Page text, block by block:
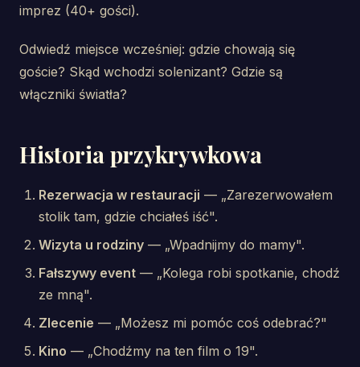
imprez (40+ gości).
Odwiedź miejsce wcześniej: gdzie chowają się
goście? Skąd wchodzi solenizant? Gdzie są
włączniki światła?
Historia przykrywkowa
Rezerwacja w restauracji — „Zarezerwowałem
stolik tam, gdzie chciałeś iść".
Wizyta u rodziny — „Wpadnijmy do mamy".
Fałszywy event — „Kolega robi spotkanie, chodź
ze mną".
Zlecenie — „Możesz mi pomóc coś odebrać?"
Kino — „Chodźmy na ten film o 19".